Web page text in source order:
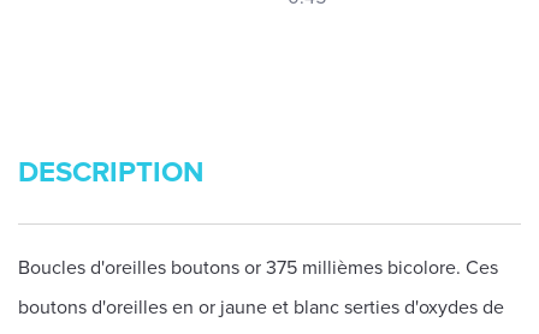
DESCRIPTION
Boucles d'oreilles boutons or 375 millièmes bicolore. Ces
boutons d'oreilles en or jaune et blanc serties d'oxydes de